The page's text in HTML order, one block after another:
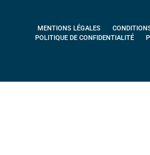
MENTIONS LÉGALES
POLITIQUE DE CONFIDENTIALITÉ